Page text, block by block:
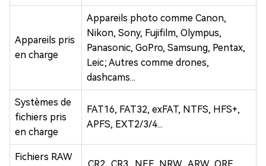
Appareils pris
en charge
Appareils photo comme Canon,
Nikon, Sony, Fujifilm, Olympus,
Panasonic, GoPro, Samsung, Pentax,
Leic; Autres comme drones,
dashcams...
Systèmes de
fichiers pris
en charge
FAT16, FAT32, exFAT, NTFS, HFS+,
APFS, EXT2/3/4...
Fichiers RAW